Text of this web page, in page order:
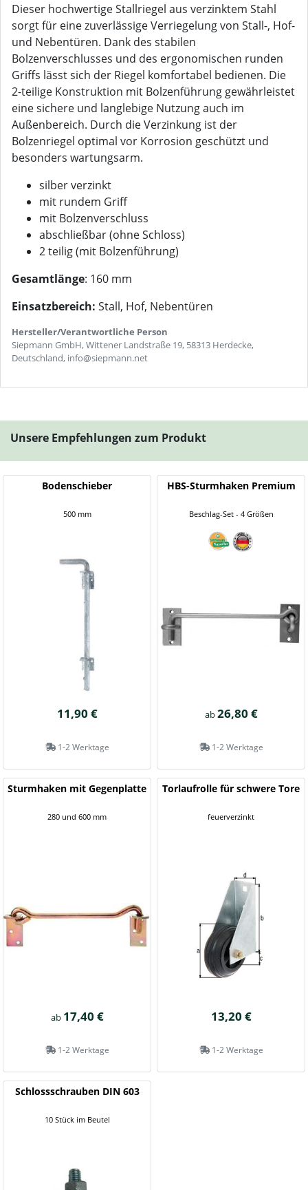
Dieser hochwertige Stallriegel aus verzinktem Stahl
sorgt für eine zuverlässige Verriegelung von Stall-, Hof-
und Nebentüren. Dank des stabilen
Bolzenverschlusses und des ergonomischen runden
Griffs lässt sich der Riegel komfortabel bedienen. Die
2-teilige Konstruktion mit Bolzenführung gewährleistet
eine sichere und langlebige Nutzung auch im
Außenbereich. Durch die Verzinkung ist der
Bolzenriegel optimal vor Korrosion geschützt und
besonders wartungsarm.
silber verzinkt
mit rundem Griff
mit Bolzenverschluss
abschließbar (ohne Schloss)
2 teilig (mit Bolzenführung)
Gesamtlänge: 160 mm
Einsatzbereich: Stall, Hof, Nebentüren
Hersteller/Verantwortliche Person
Siepmann GmbH, Wittener Landstraße 19, 58313 Herdecke,
Deutschland, info@siepmann.net
Unsere Empfehlungen zum Produkt
Bodenschieber
500 mm
11,90 €
1-2 Werktage
HBS-Sturmhaken Premium
Beschlag-Set - 4 Größen
ab26,80 €
1-2 Werktage
Sturmhaken mit Gegenplatte
280 und 600 mm
ab 17,40 €
1-2 Werktage
Torlaufrolle für schwere Tore
feuerverzinkt
13,20 €
1-2 Werktage
Schlossschrauben DIN 603
10 Stück im Beutel